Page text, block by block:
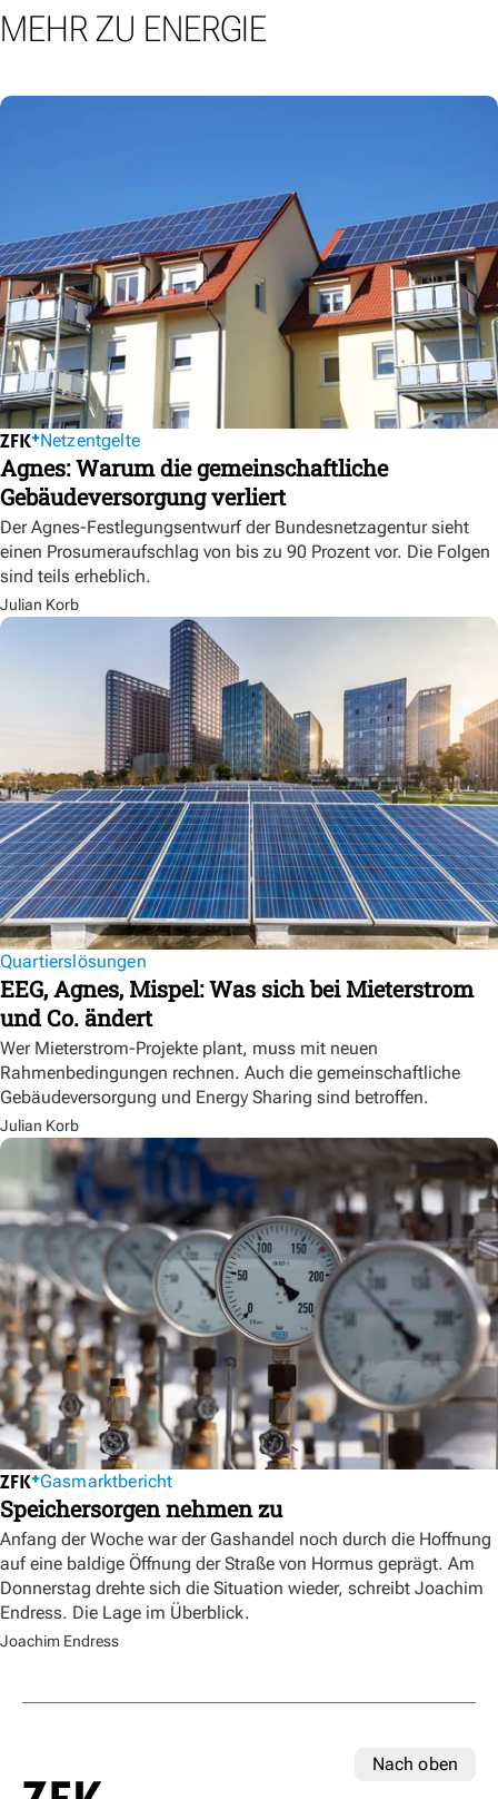
MEHR ZU ENERGIE
Netzentgelte
Agnes: Warum die gemeinschaftliche
Gebäudeversorgung verliert
Der Agnes-Festlegungsentwurf der Bundesnetzagentur sieht
einen Prosumeraufschlag von bis zu 90 Prozent vor. Die Folgen
sind teils erheblich.
Julian Korb
Quartierslösungen
EEG, Agnes, Mispel: Was sich bei Mieterstrom
und Co. ändert
Wer Mieterstrom-Projekte plant, muss mit neuen
Rahmenbedingungen rechnen. Auch die gemeinschaftliche
Gebäudeversorgung und Energy Sharing sind betroffen.
Julian Korb
Gasmarktbericht
Speichersorgen nehmen zu
Anfang der Woche war der Gashandel noch durch die Hoffnung
auf eine baldige Öffnung der Straße von Hormus geprägt. Am
Donnerstag drehte sich die Situation wieder, schreibt Joachim
Endress. Die Lage im Überblick.
Joachim Endress
Nach oben